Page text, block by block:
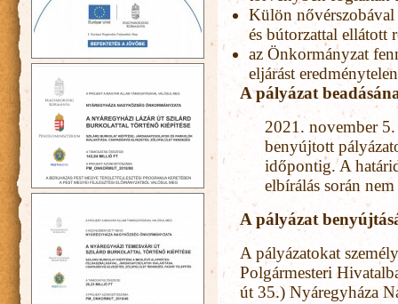
Külön
és bútorzattal ellátott
az Önkormányzat
eljárást
A pályázat
2021. november
benyújtott
időpontig. A
elbírálás során
A pályázat
A pályázatokat
Polgármesteri
út 35.) Nyáregyháza